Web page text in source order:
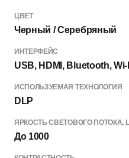
ЦВЕТ
Черный / Серебряный
ИНТЕРФЕЙС
USB, HDMI, Bluetooth, Wi-
ИСПОЛЬЗУЕМАЯ ТЕХНОЛОГИЯ
DLP
ЯРКОСТЬ СВЕТОВОГО ПОТОКА,
До 1000